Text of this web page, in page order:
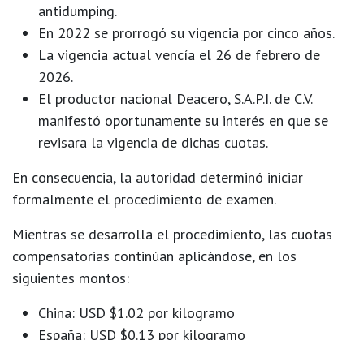
antidumping.
En 2022 se prorrogó su vigencia por cinco años.
La vigencia actual vencía el 26 de febrero de
2026.
El productor nacional Deacero, S.A.P.I. de C.V.
manifestó oportunamente su interés en que se
revisara la vigencia de dichas cuotas.
En consecuencia, la autoridad determinó iniciar
formalmente el procedimiento de examen.
Mientras se desarrolla el procedimiento, las cuotas
compensatorias continúan aplicándose, en los
siguientes montos:
China: USD $1.02 por kilogramo
España: USD $0.13 por kilogramo